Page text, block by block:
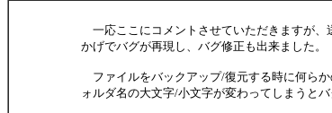
一応ここにコメントさせていただきますが、
かげでバグが再現し、バグ修正も出来ました。
ファイルをバックアップ/復元する時に何ら
ォルダ名の大文字/小文字が変わってしまうとバ